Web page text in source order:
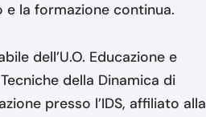
la formazione continua.
dell’U.O. Educazione e
della Dinamica di
presso l’IDS, affiliato alla